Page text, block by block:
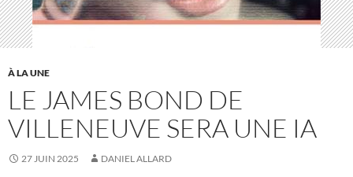
À LA UNE
LE JAMES BOND DE
VILLENEUVE SERA UNE IA
27 JUIN 2025 DANIEL ALLARD